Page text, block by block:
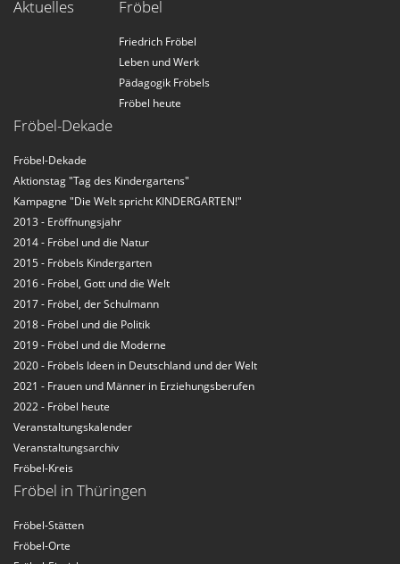
Aktuelles Fröbel
Friedrich Fröbel
Leben und Werk
Pädagogik Fröbels
Fröbel heute
Fröbel-Dekade
Fröbel-Dekade
Aktionstag "Tag des Kindergartens"
Kampagne "Die Welt spricht KINDERGARTEN!"
2013 - Eröffnungsjahr
2014 - Fröbel und die Natur
2015 - Fröbels Kindergarten
2016 - Fröbel, Gott und die Welt
2017 - Fröbel, der Schulmann
2018 - Fröbel und die Politik
2019 - Fröbel und die Moderne
2020 - Fröbels Ideen in Deutschland und der Welt
2021 - Frauen und Männer in Erziehungsberufen
2022 - Fröbel heute
Veranstaltungskalender
Veranstaltungsarchiv
Fröbel-Kreis
Fröbel in Thüringen
Fröbel-Stätten
Fröbel-Orte